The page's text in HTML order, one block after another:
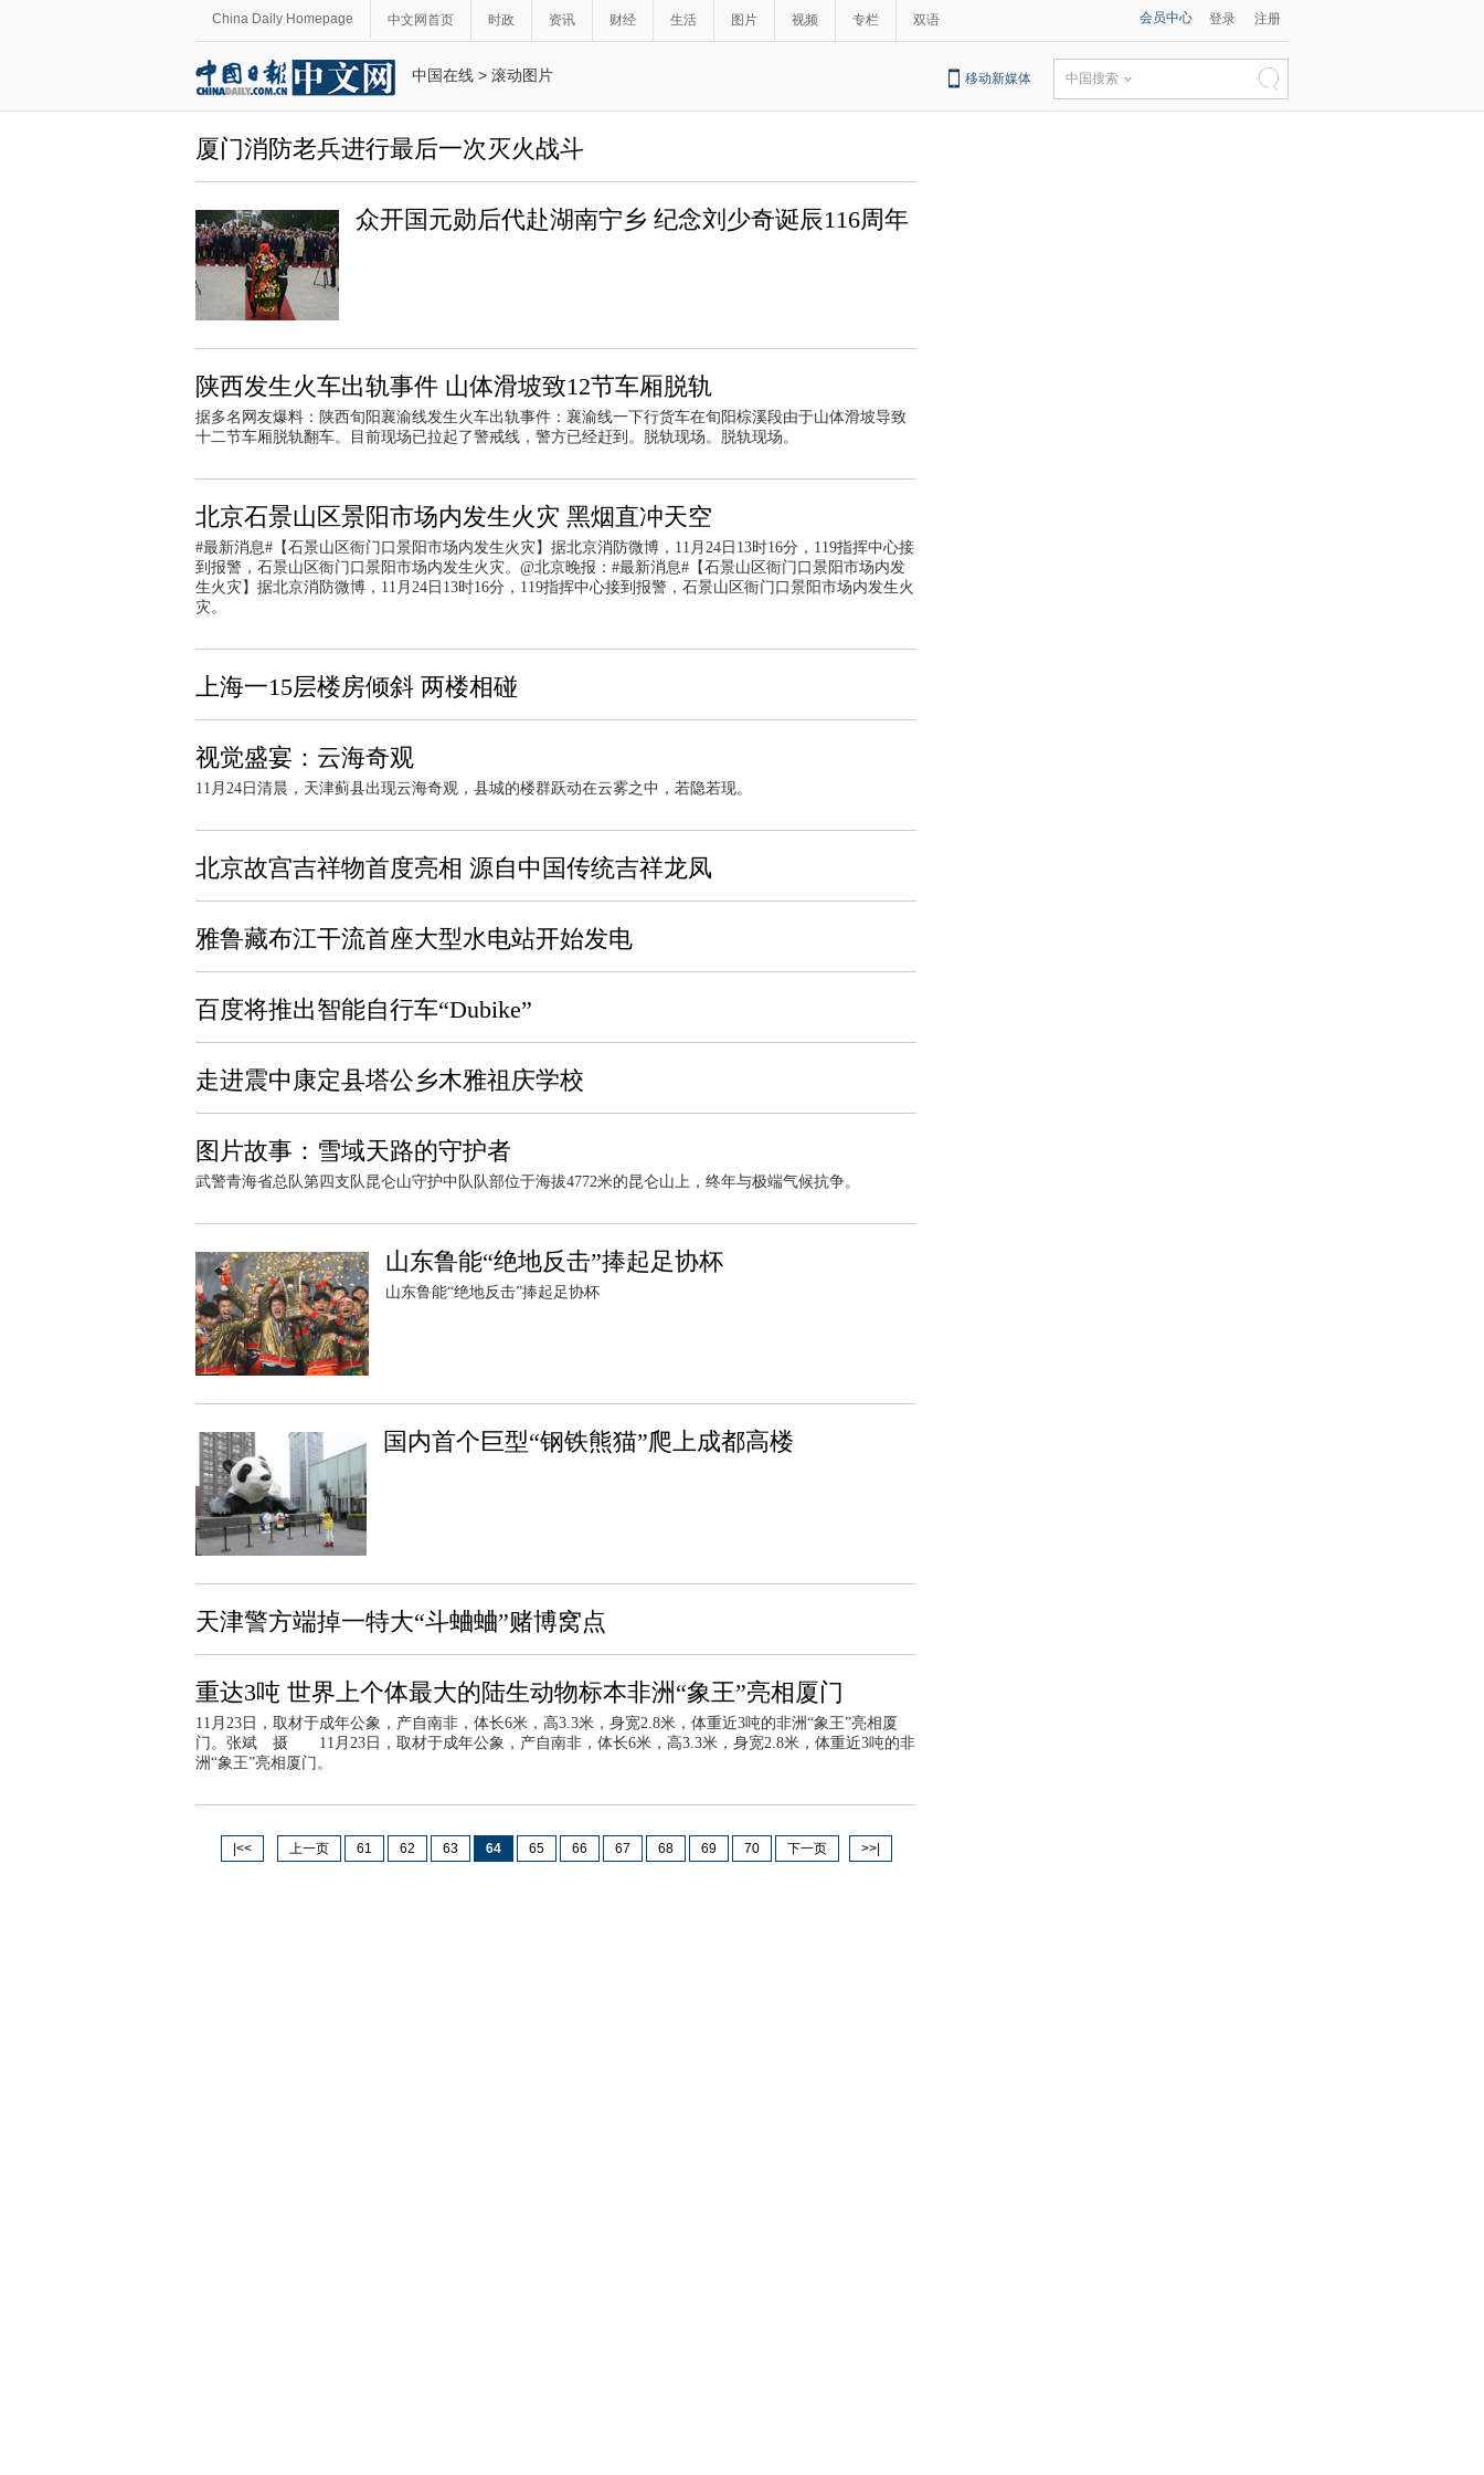
China Daily Homepage 中文网首页 时政 资讯 财经 生活 图片 视频 专栏 双语 会员中心 登录 注册
中国在线 > 滚动图片 移动新媒体 中国搜索
厦门消防老兵进行最后一次灭火战斗
众开国元勋后代赴湖南宁乡 纪念刘少奇诞辰116周年
陕西发生火车出轨事件 山体滑坡致12节车厢脱轨
据多名网友爆料：陕西旬阳襄渝线发生火车出轨事件：襄渝线一下行货车在旬阳棕溪段由于山体滑坡导致
十二节车厢脱轨翻车。目前现场已拉起了警戒线，警方已经赶到。脱轨现场。脱轨现场。
北京石景山区景阳市场内发生火灾 黑烟直冲天空
#最新消息#【石景山区衙门口景阳市场内发生火灾】据北京消防微博，11月24日13时16分，119指挥中心接
到报警，石景山区衙门口景阳市场内发生火灾。@北京晚报：#最新消息#【石景山区衙门口景阳市场内发
生火灾】据北京消防微博，11月24日13时16分，119指挥中心接到报警，石景山区衙门口景阳市场内发生火
灾。
上海一15层楼房倾斜 两楼相碰
视觉盛宴：云海奇观
11月24日清晨，天津蓟县出现云海奇观，县城的楼群跃动在云雾之中，若隐若现。
北京故宫吉祥物首度亮相 源自中国传统吉祥龙凤
雅鲁藏布江干流首座大型水电站开始发电
百度将推出智能自行车“Dubike”
走进震中康定县塔公乡木雅祖庆学校
图片故事：雪域天路的守护者
武警青海省总队第四支队昆仑山守护中队队部位于海拔4772米的昆仑山上，终年与极端气候抗争。
山东鲁能“绝地反击”捧起足协杯
山东鲁能“绝地反击”捧起足协杯
国内首个巨型“钢铁熊猫”爬上成都高楼
天津警方端掉一特大“斗蛐蛐”赌博窝点
重达3吨 世界上个体最大的陆生动物标本非洲“象王”亮相厦门
11月23日，取材于成年公象，产自南非，体长6米，高3.3米，身宽2.8米，体重近3吨的非洲“象王”亮相厦
门。张斌 摄 11月23日，取材于成年公象，产自南非，体长6米，高3.3米，身宽2.8米，体重近3吨的非
洲“象王”亮相厦门。
|<< 上一页 61 62 63 64 65 66 67 68 69 70 下一页 >>|